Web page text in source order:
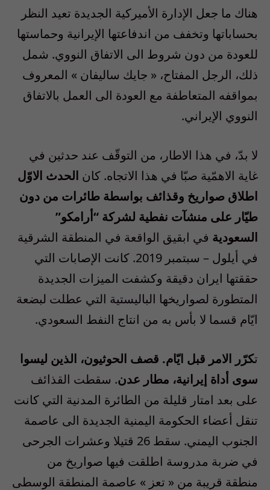
هناك ما جعل الإدارة الأميركية الجديدة تعيد النظر
بحساباتها وتخفف من اندفاعتها الإيرانية وحماستها
للعودة من دون شروط الى الاتفاق النووي. شمل
ذلك، الرجل المفتاح، « جايك ساليفان » المعروف
بمواقفه المتعاطفة مع العودة الى العمل بالاتفاق
النووي الإيراني.
لا بدّ، في هذا الاطار، من التوقّف عند حدثين في
غاية الاهمّية صبّا في هذا الاتجاه. كان الحدث الاوّل
اطلاق صواريخ وقذائف بواسطة طائرات من دون
طيّار على منشآت نفطية لشركة “أرامكو”
السعودية في ابقيق الواقعة في المنطقة الشرقية
في أيلول – سبتمبر 2019. كانت الإصابات التي
حققتها ايران دقيقة وكشفت الميزات الجديدة
المتطورة لصواريخها الباليستية التي عطلت لبضعة
ايّام قسما لا بأس به من انتاج النفط السعودي.
تكرّر الامر قبل ايّام. قصف الحوثيون، الذين ليسوا
سوى أداة إيرانية، مطار عدن. سقطت القذائف
على بعد امتار قليلة من الطائرة المدنية التي كانت
تنقل أعضاء الحكومة اليمنية الجديدة الى عاصمة
الجنوب اليمني. سقط 26 قتيلا وعشرات الجرحى
في ضربة مدروسة اطلقت فيها صواريخ من
منطقة قريبة من « تعز » عاصمة المنطقة الوسطى